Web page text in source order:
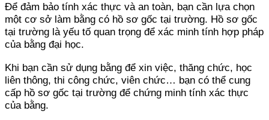
Để đảm bảo tính xác thực và an toàn, bạn cần lựa chọn
một cơ sở làm bằng có hồ sơ gốc tại trường. Hồ sơ gốc
tại trường là yếu tố quan trọng để xác minh tính hợp pháp
của bằng đại học.
Khi bạn cần sử dụng bằng để xin việc, thăng chức, học
liên thông, thi công chức, viên chức… bạn có thể cung
cấp hồ sơ gốc tại trường để chứng minh tính xác thực
của bằng.